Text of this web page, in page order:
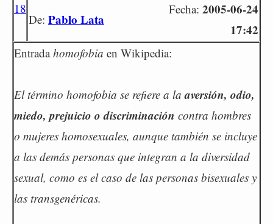
18
De: Pablo Lata
Fecha: 2005-06-24
17:42
Entradahomofobia en Wikipedia:
El término homofobia se refiere a laaversión, odio,
miedo, prejuicio o discriminación contra hombres
o mujeres homosexuales, aunque también se incluye
a las demás personas que integran a la diversidad
sexual, como es el caso de las personas bisexuales y
las transgenéricas.